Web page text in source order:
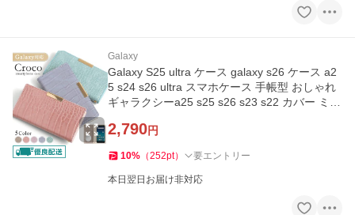
Galaxy
Galaxy S25 ultra ケース galaxy s26 ケース a2
5 s24 s26 ultra スマホケース 手帳型 おしゃれ
ギャラクシーa25 s25 s26 s23 s22 カバー ミラ
2,790円
10% （252pt） 要エントリー
本日翌日お届け非対応